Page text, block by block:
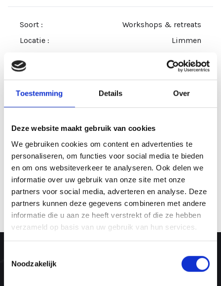
Toestemming Details Over
Deze website maakt gebruik van cookies
We gebruiken cookies om content en advertenties te
personaliseren, om functies voor social media te bieden
en om ons websiteverkeer te analyseren. Ook delen we
informatie over uw gebruik van onze site met onze
partners voor social media, adverteren en analyse. Deze
partners kunnen deze gegevens combineren met andere
informatie die u aan ze heeft verstrekt of die ze hebben
verzameld op basis van uw gebruik van hun services.
Noodzakelijk
Soort :
Workshops & retreats
Locatie :
Limmen
Bekijk training
Bekijk alle trainingen